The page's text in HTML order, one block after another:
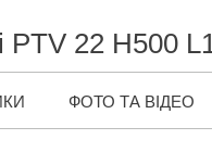
22 H500
ФОТО ТА ВІДЕО